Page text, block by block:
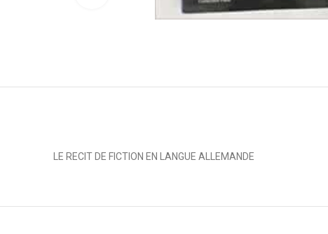
LE RECIT DE FICTION EN LANGUE ALLEMANDE